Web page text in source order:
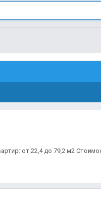
от 22,4 до 79,2 м2